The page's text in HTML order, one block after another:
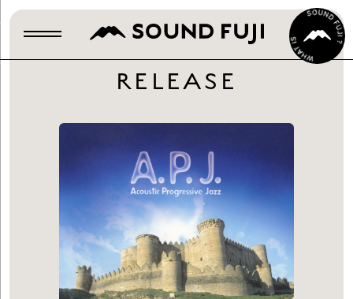
RELEASE